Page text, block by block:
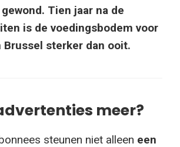
Tien jaar na de
is de voedingsbodem voor
sterker dan ooit.
meer?
steunen niet alleen een